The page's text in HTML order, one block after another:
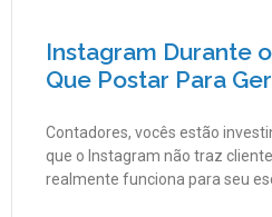
Instagram Durante
Que Postar Para
Contadores, vocês estão
que o Instagram não traz
realmente funciona para seu